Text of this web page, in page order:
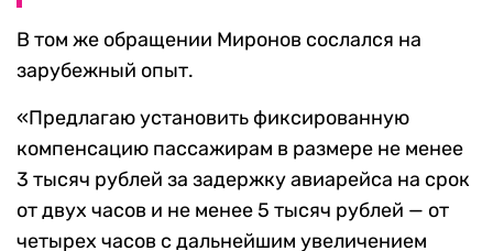
В том же обращении Миронов сослался на
зарубежный опыт.
«Предлагаю установить фиксированную
компенсацию пассажирам в размере не менее
3 тысяч рублей за задержку авиарейса на срок
от двух часов и не менее 5 тысяч рублей — от
четырех часов с дальнейшим увеличением